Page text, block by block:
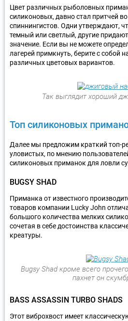
Цвет различных рыболовных
силиконовых, давно стал притчей
спиннингистов. Одни утверждают,
темный или светлый, другие
значение. Если вы не можете
лагерей примкнуть, берите с собой
различных цветовых вариантов.
Так выглядит хороший
Топ силиконовых
Далее мы предложим краткий топ-
уловистых, по мнению
силиконовых приманок для ловли
BUGSY SHAD
Приманка от известного
товаров компании Lucky John
большого количества мелких
сочетая в себе достоинства
креатуры.
Bugsy Shad кроме всего
пахнет он
BASS ASSASSIN TURBO SHADS
Этот виброхвост имеет